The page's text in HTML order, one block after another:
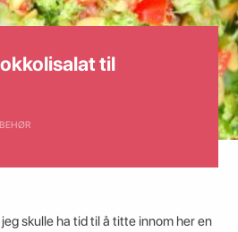
til
skulle ha tid til å titte innom her en